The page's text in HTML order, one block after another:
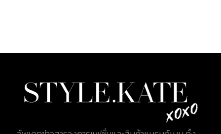
สำเร็จ จึงนำผลิตภัณฑ์ส่งกลับให้สำนักงาน Longines
ทำงานในอุตสาหกรรมการธนาคารมาระยะหนึ่ง ในปีนั้น
เขาและหุ้นส่วนอีก 2 คน นามว่า Henri Raiguel และ
Florian Morel (ซึ่งมีศักดิ์เป็นพี่เขย) ได้ตัดสินใจที่จะ
เปิดบริษัทผลิตนาฬิกาของตนเองขึ้น ในฐานะโรงงาน